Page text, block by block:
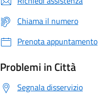
Chiama il numero
Prenota appuntamento
Problemi in Città
Segnala disservizio